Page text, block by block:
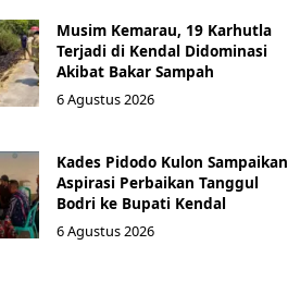
Musim Kemarau, 19 Karhutla
Terjadi di Kendal Didominasi
Akibat Bakar Sampah
6 Agustus 2026
Kades Pidodo Kulon Sampaikan
Aspirasi Perbaikan Tanggul
Bodri ke Bupati Kendal
6 Agustus 2026